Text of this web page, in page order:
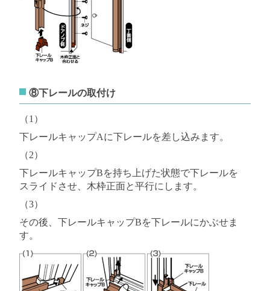
⑧下レールの取付け
（1）
下レールキャップAに下レールを差し込みます。
（2）
下レールキャップBを持ち上げた状態で下レールを
スライドさせ、木枠正面と平行にします。
（3）
その後、下レールキャップBを下レールにかぶせま
す。